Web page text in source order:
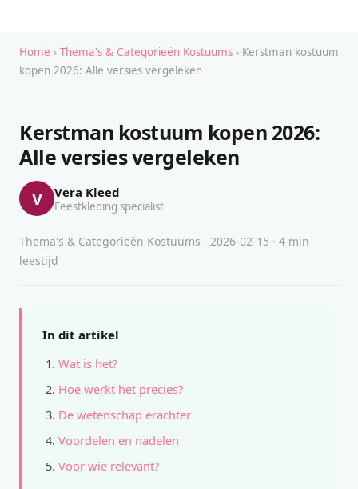
Home › Thema's & Categorieën Kostuums › Kerstman kostuum
kopen 2026: Alle versies vergeleken
Kerstman kostuum kopen 2026:
Alle versies vergeleken
V Vera Kleed
Feestkleding specialist
Thema's & Categorieën Kostuums · 2026-02-15 · 4 min
leestijd
In dit artikel
Wat is het?
Hoe werkt het precies?
De wetenschap erachter
Voordelen en nadelen
Voor wie relevant?